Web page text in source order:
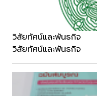
วิสัยทัศน์และพันธกิจ
วิสัยทัศน์และพันธกิจ